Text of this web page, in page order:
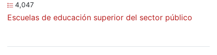
4,047
Escuelas de educación superior del sector público